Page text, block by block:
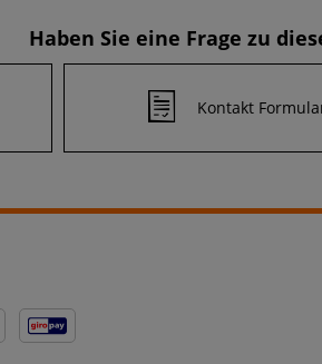
Haben Sie eine Frage zu
Kontakt